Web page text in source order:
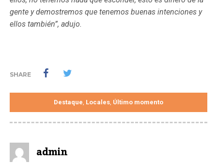
gente y demostremos que tenemos buenas intenciones y
ellos también”, adujo.
SHARE
Destaque, Locales, Último momento
admin